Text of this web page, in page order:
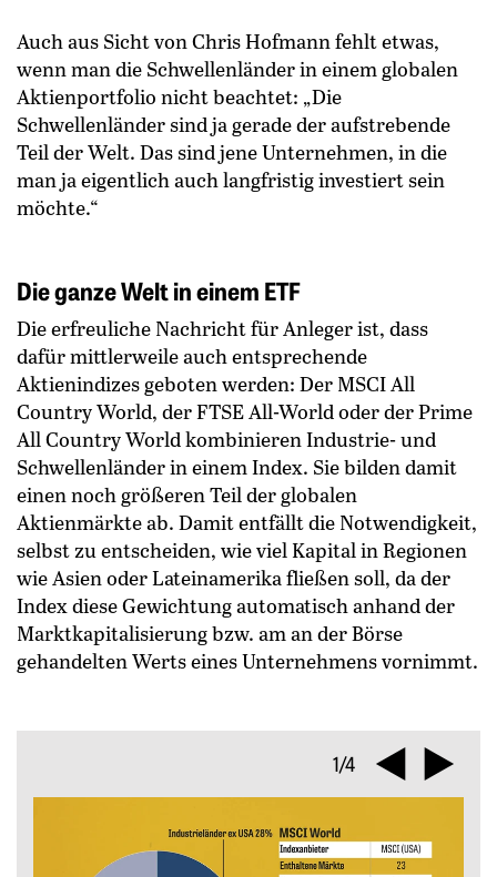
Auch aus Sicht von Chris Hofmann fehlt etwas,
wenn man die Schwellenländer in einem globalen
Aktienportfolio nicht beachtet: „Die
Schwellenländer sind ja gerade der aufstrebende
Teil der Welt. Das sind jene Unternehmen, in die
man ja eigentlich auch langfristig investiert sein
möchte.“
Die ganze Welt in einem ETF
Die erfreuliche Nachricht für Anleger ist, dass
dafür mittlerweile auch entsprechende
Aktienindizes geboten werden: Der MSCI All
Country World, der FTSE All-World oder der Prime
All Country World kombinieren Industrie- und
Schwellenländer in einem Index. Sie bilden damit
einen noch größeren Teil der globalen
Aktienmärkte ab. Damit entfällt die Notwendigkeit,
selbst zu entscheiden, wie viel Kapital in Regionen
wie Asien oder Lateinamerika fließen soll, da der
Index diese Gewichtung automatisch anhand der
Marktkapitalisierung bzw. am an der Börse
gehandelten Werts eines Unternehmens vornimmt.
1/4